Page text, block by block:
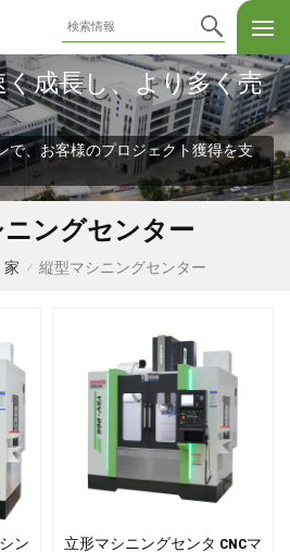
く成長し、より多く売
で、お客様のプロジェクト獲得を支
ングセンター
家 / 縦型マシニングセンター
ン
立形マシニングセンタ CNCマ